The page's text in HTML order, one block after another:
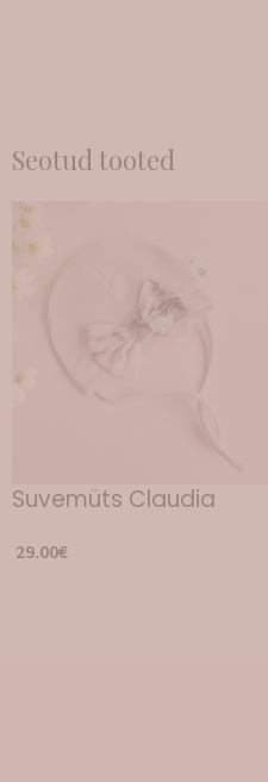
Seotud tooted
Suvemüts Claudia
29.00€